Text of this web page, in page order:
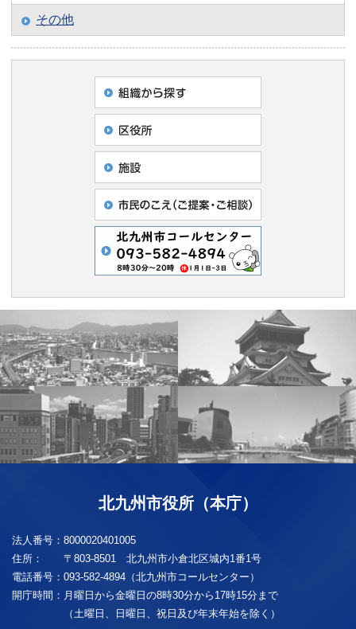
その他
北九州市役所（本庁）
法人番号： 8000020401005
住所：
〒803-8501 北九州市小倉北区城内1番1号
電話番号： 093-582-4894（北九州市コールセンター）
開庁時間： 月曜日から金曜日の8時30分から17時15分まで
（土曜日、日曜日、祝日及び年末年始を除く）